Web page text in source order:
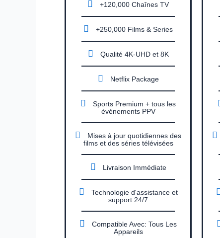
+120,000 Chaînes TV
+250,000 Films & Series
Qualité 4K-UHD et 8K
Netflix Package
Sports Premium + tous les
événements PPV
Mises à jour quotidiennes des
films et des séries télévisées
Livraison Immédiate
Technologie d'assistance et
support 24/7
Compatible Avec: Tous Les
Appareils